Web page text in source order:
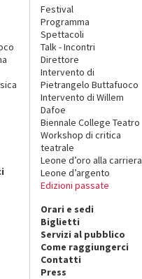
Festival
Programma
Spettacoli
Talk - Incontri
Direttore
Intervento di
Pietrangelo Buttafuoco
Intervento di Willem
Dafoe
Biennale College Teatro
Workshop di critica
teatrale
Leone d’oro alla carriera
Leone d’argento
Edizioni passate
Orari e sedi
Biglietti
Servizi al pubblico
Come raggiungerci
Contatti
Press